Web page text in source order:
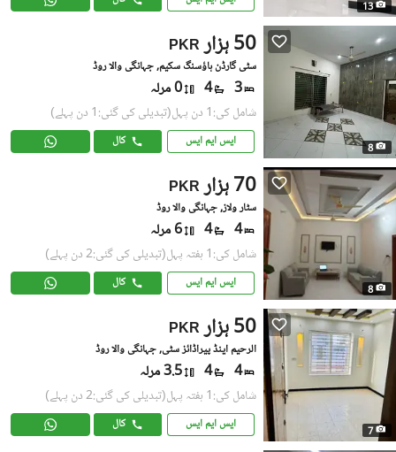
13
8
PKR 50 ہزار
سٹی گارڈن ہاؤسنگ سکیم, جہانگی والا روڈ
3
4 0 مرلہ
شامل کی:1 دن پہل (تبدیلی کی گئی:1 دن پہلے)
ایس ایم ایس کال
8
PKR 70 ہزار
سٹار ولاز, جہانگی والا روڈ
4
4 6 مرلہ
شامل کی:1 ہفتہ پہل (تبدیلی کی گئی:2 دن پہلے)
ایس ایم ایس کال
7
PKR 50 ہزار
الرحیم اینڈ پیراڈائز سٹی, جہانگی والا روڈ
4
4 3.5 مرلہ
شامل کی:1 ہفتہ پہل (تبدیلی کی گئی:2 دن پہلے)
ایس ایم ایس کال